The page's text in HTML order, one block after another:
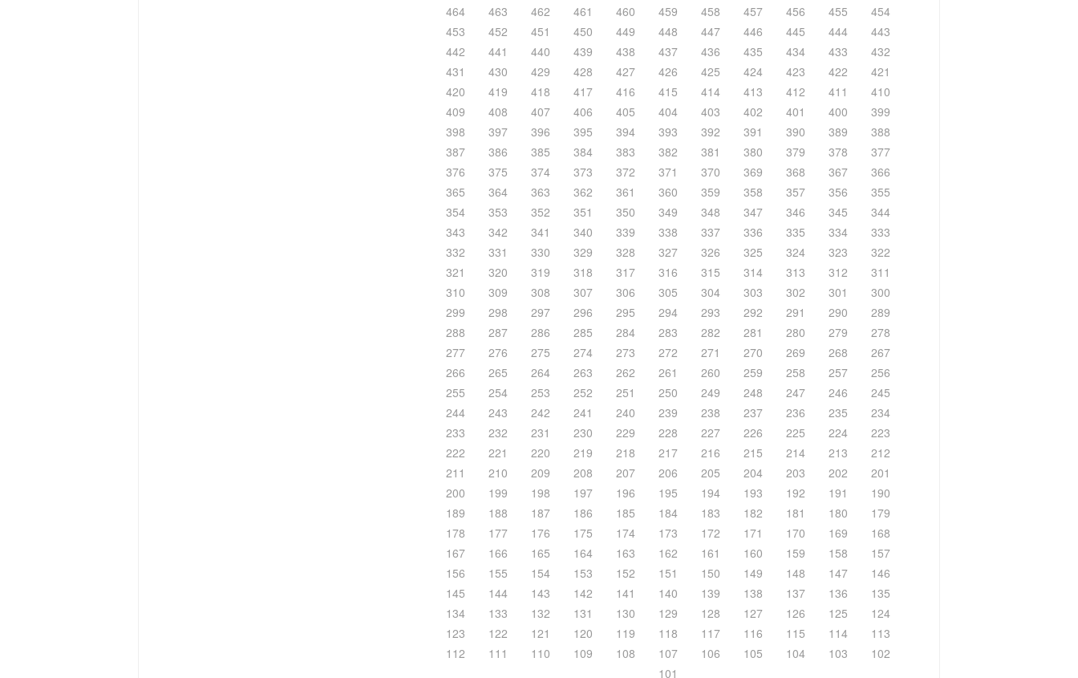
464
463 462 461 460 459 458 457 456 455
454
453
452 451 450 449 448 447 446 445 444
443
442
441 440 439 438 437 436 435 434 433
432
431
430 429 428 427 426 425 424 423 422
421
420
419 418 417 416 415 414 413 412 411
410
409
408 407 406 405 404 403 402 401 400
399
398
397 396 395 394 393 392 391 390 389
388
387
386 385 384 383 382 381 380 379 378
377
376
375 374 373 372 371 370 369 368 367
366
365
364 363 362 361 360 359 358 357 356
355
354
353 352 351 350 349 348 347 346 345
344
343
342 341 340 339 338 337 336 335 334
333
332
331 330 329 328 327 326 325 324 323
322
321
320 319 318 317 316 315 314 313 312
311
310
309 308 307 306 305 304 303 302 301
300
299
298 297 296 295 294 293 292 291 290
289
288
287 286 285 284 283 282 281 280 279
278
277
276 275 274 273 272 271 270 269 268
267
266
265 264 263 262 261 260 259 258 257
256
255
254 253 252 251 250 249 248 247 246
245
244
243 242 241 240 239 238 237 236 235
234
233
232 231 230 229 228 227 226 225 224
223
222
221 220 219 218 217 216 215 214 213
212
211
210 209 208 207 206 205 204 203 202
201
200
199 198 197 196 195 194 193 192 191
190
189
188 187 186 185 184 183 182 181 180
179
178
177 176 175 174 173 172 171 170 169
168
167
166 165 164 163 162 161 160 159 158
157
156
155 154 153 152 151 150 149 148 147
146
145
144 143 142 141 140 139 138 137 136
135
134
133 132 131 130 129 128 127 126 125
124
123
122 121 120 119 118 117 116 115 114
113
112
111 110 109 108 107 106 105 104 103
102
101